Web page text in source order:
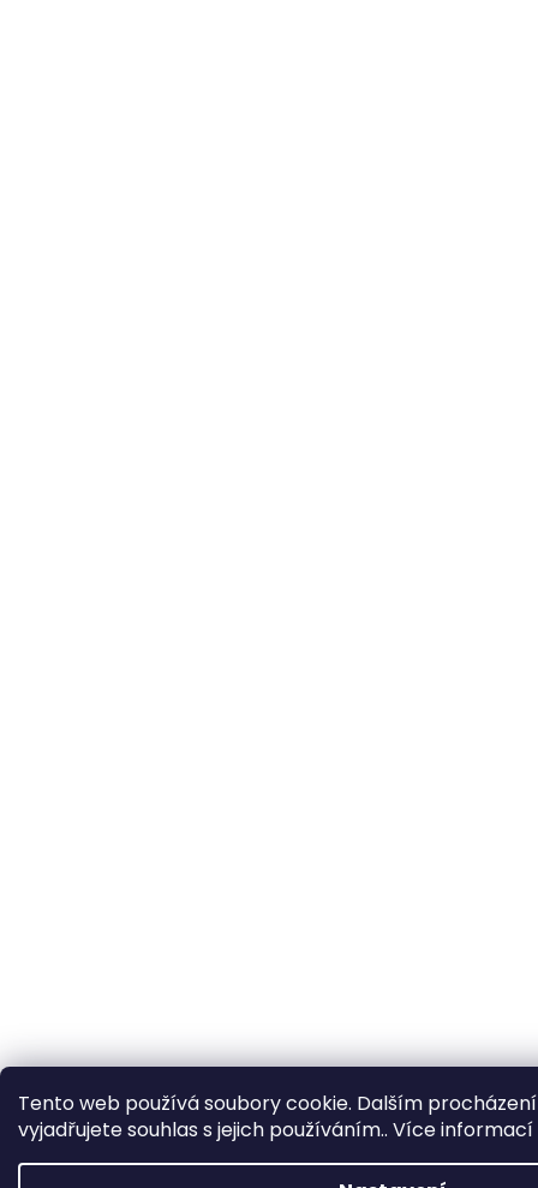
Tento web používá soubory cookie. Dalším
vyjadřujete souhlas s jejich používáním.. Více informací